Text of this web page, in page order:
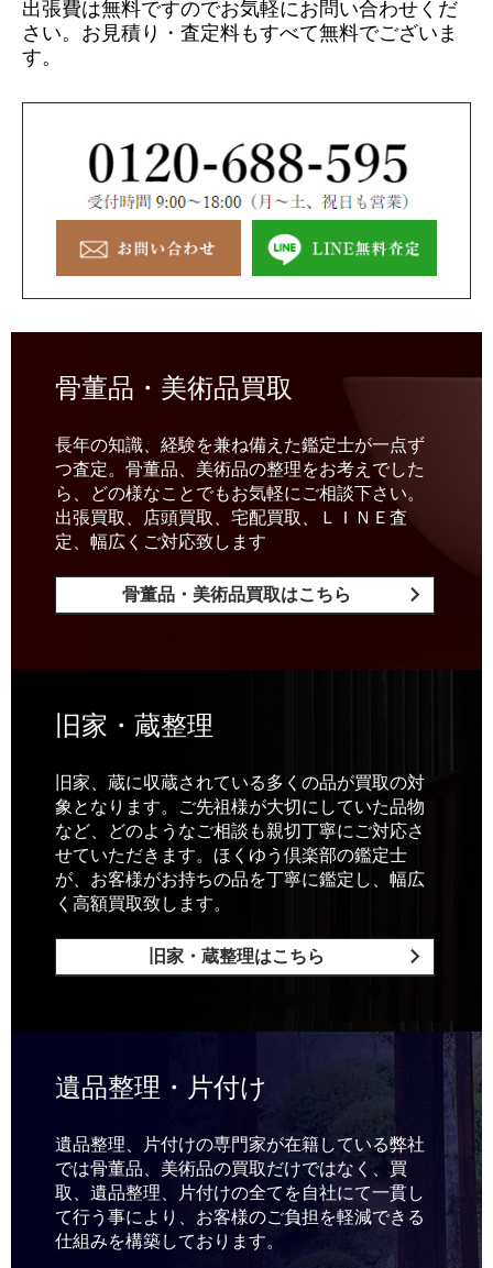
出張費は無料ですのでお気軽にお問い合わせくだ
さい。 お見積り・査定料もすべて無料でございま
す。
骨董品・美術品買取
長年の知識、経験を兼ね備えた鑑定士が一点ず
つ査定。骨董品、美術品の整理をお考えでした
ら、どの様なことでもお気軽にご相談下さい。
出張買取、店頭買取、宅配買取、ＬＩＮＥ査
定、幅広くご対応致します
骨董品・美術品買取はこちら
旧家・蔵整理
旧家、蔵に収蔵されている多くの品が買取の対
象となります。ご先祖様が大切にしていた品物
など、どのようなご相談も親切丁寧にご対応さ
せていただきます。ほくゆう倶楽部の鑑定士
が、お客様がお持ちの品を丁寧に鑑定し、幅広
く高額買取致します。
旧家・蔵整理はこちら
遺品整理・片付け
遺品整理、片付けの専門家が在籍している弊社
では骨董品、美術品の買取だけではなく、買
取、遺品整理、片付けの全てを自社にて一貫し
て行う事により、お客様のご負担を軽減できる
仕組みを構築しております。